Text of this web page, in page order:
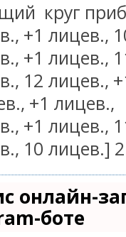
круг
+1 лицев.,
+1 лицев.,
12 лицев.,
+1 лицев.,
+1 лицев.,
10 лицев.]
онлайн-
боте